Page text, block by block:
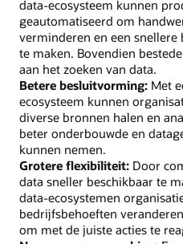
data-ecosysteem kunnen
geautomatiseerd om
verminderen en een
te maken. Bovendien
aan het zoeken van data.
Betere besluitvorming: Met
ecosysteem kunnen
diverse bronnen halen en
beter onderbouwde en
kunnen nemen.
Grotere flexibiliteit: Door
data sneller beschikbaar te
data-ecosystemen
bedrijfsbehoeften
om met de juiste acties te